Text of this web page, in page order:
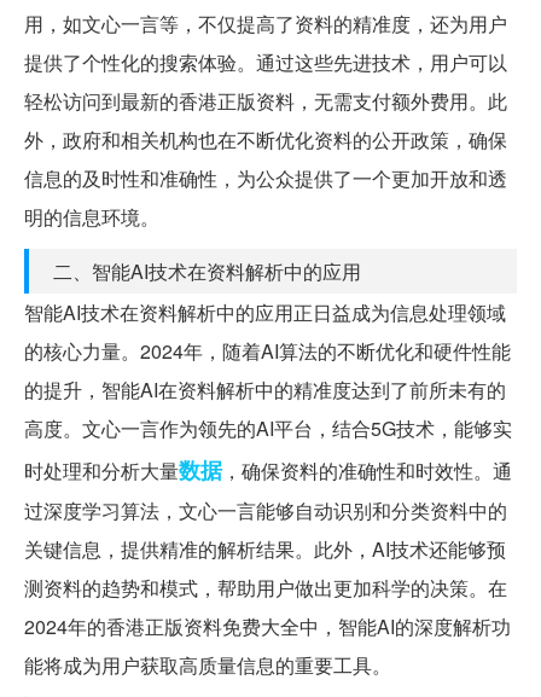
用，如文心一言等，不仅提高了资料的精准度，还为用户
提供了个性化的搜索体验。通过这些先进技术，用户可以
轻松访问到最新的香港正版资料，无需支付额外费用。此
外，政府和相关机构也在不断优化资料的公开政策，确保
信息的及时性和准确性，为公众提供了一个更加开放和透
明的信息环境。
二、智能AI技术在资料解析中的应用
智能AI技术在资料解析中的应用正日益成为信息处理领域
的核心力量。2024年，随着AI算法的不断优化和硬件性能
的提升，智能AI在资料解析中的精准度达到了前所未有的
高度。文心一言作为领先的AI平台，结合5G技术，能够实
时处理和分析大量数据，确保资料的准确性和时效性。通
过深度学习算法，文心一言能够自动识别和分类资料中的
关键信息，提供精准的解析结果。此外，AI技术还能够预
测资料的趋势和模式，帮助用户做出更加科学的决策。在
2024年的香港正版资料免费大全中，智能AI的深度解析功
能将成为用户获取高质量信息的重要工具。